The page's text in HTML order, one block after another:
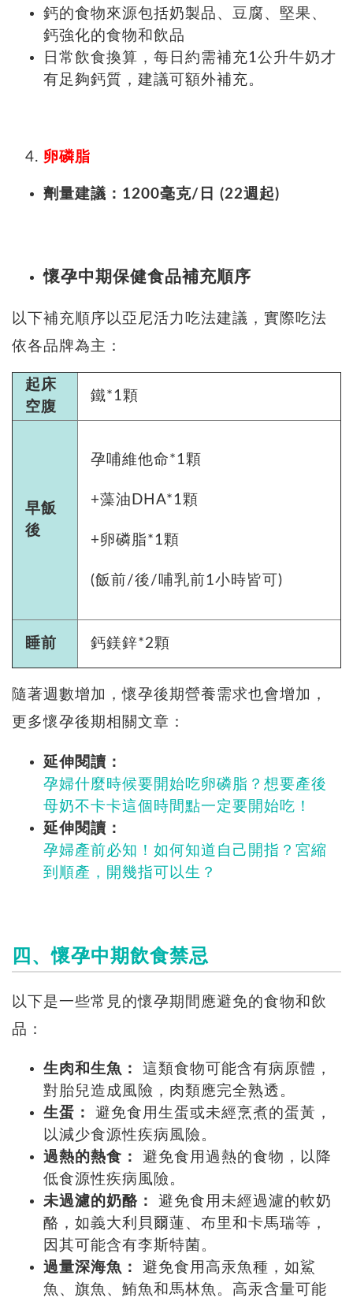
鈣的食物來源包括奶製品、豆腐、堅果、
鈣強化的食物和飲品
日常飲食換算，每日約需補充1公升牛奶才
有足夠鈣質，建議可額外補充。
卵磷脂
劑量建議：1200毫克/日 (22週起)
懷孕中期保健食品補充順序
以下補充順序以亞尼活力吃法建議，實際吃法
依各品牌為主：
起床
空腹
鐵*1顆
早飯
後
孕哺維他命*1顆
+藻油DHA*1顆
+卵磷脂*1顆
(飯前/後/哺乳前1小時皆可)
睡前 鈣鎂鋅*2顆
隨著週數增加，懷孕後期營養需求也會增加，
更多懷孕後期相關文章：
延伸閱讀：
孕婦什麼時候要開始吃卵磷脂？想要產後
母奶不卡卡這個時間點一定要開始吃！
延伸閱讀：
孕婦產前必知！如何知道自己開指？宮縮
到順產，開幾指可以生？
四、懷孕中期飲食禁忌
以下是一些常見的懷孕期間應避免的食物和飲
品：
生肉和生魚：
這類食物可能含有病原體，
對胎兒造成風險，肉類應完全熟透。
生蛋：
避免食用生蛋或未經烹煮的蛋黃，
以減少食源性疾病風險。
過熱的熱食：
避免食用過熱的食物，以降
低食源性疾病風險。
未過濾的奶酪：
避免食用未經過濾的軟奶
酪，如義大利貝爾蓮、布里和卡馬瑞等，
因其可能含有李斯特菌。
過量深海魚：
避免食用高汞魚種，如鯊
魚、旗魚、鮪魚和馬林魚。高汞含量可能